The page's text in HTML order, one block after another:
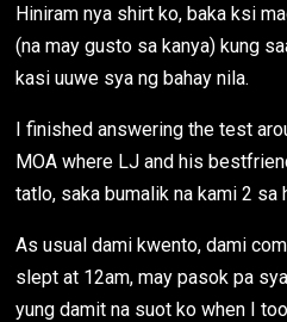
Hiniram nya shirt ko, baka ksi
(na may gusto sa kanya) kung
kasi uuwe sya ng bahay nila.
I finished answering the test
MOA where LJ and his
tatlo, saka bumalik na kami 2 sa
As usual dami kwento, dami
slept at 12am, may pasok pa
yung damit na suot ko when I